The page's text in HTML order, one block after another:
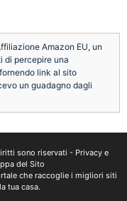
Amazon EU, un
di percepire una
link al sito
un guadagno dagli
sono riservati - Privacy e
del Sito
che raccoglie i migliori siti
tua casa.